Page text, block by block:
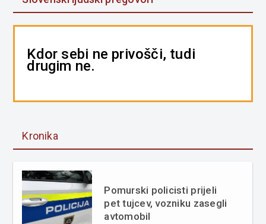
Kdor sebi ne privošči, tudi
drugim ne.
Kronika
Pomurski policisti prijeli
pet tujcev, vozniku zasegli
avtomobil